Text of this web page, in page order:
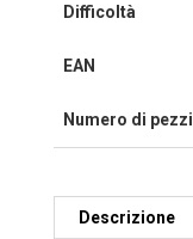
Difficoltà
EAN
Numero di pezzi
Descrizione